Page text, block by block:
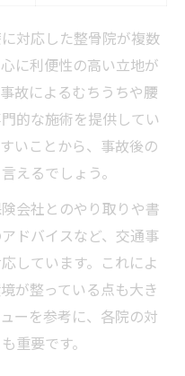
対応した整骨院が複数
に利便性の高い立地が
故によるむちうちや腰
的な施術を提供してい
いことから、事故後の
えるでしょう。
会社とのやり取りや書
ドバイスなど、交通事
しています。これによ
が整っている点も大き
ーを参考に、各院の対
重要です。